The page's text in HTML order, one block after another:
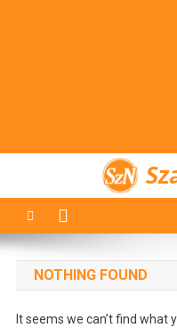
NOTHING FOUND
It seems we can’t find what